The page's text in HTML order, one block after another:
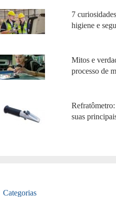
7
higiene e
Mitos e
processo de
suas
Categorias